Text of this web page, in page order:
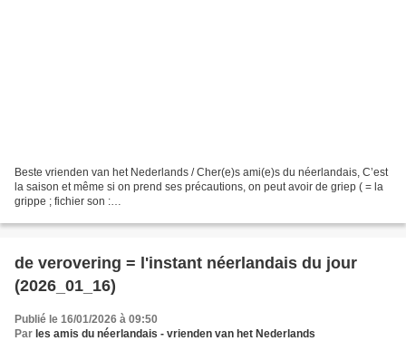
Beste vrienden van het Nederlands / Cher(e)s ami(e)s du néerlandais, C’est
la saison et même si on prend ses précautions, on peut avoir de griep ( = la
grippe ; fichier son :
=...
de verovering = l'instant néerlandais du jour
(2026_01_16)
Publié le 16/01/2026 à 09:50
Par les amis du néerlandais - vrienden van het Nederlands